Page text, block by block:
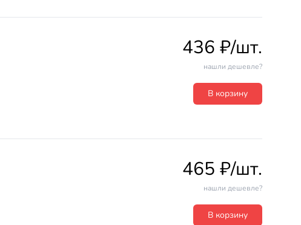
436 ₽/шт.
нашли дешевле?
В корзину
465 ₽/шт.
нашли дешевле?
В корзину